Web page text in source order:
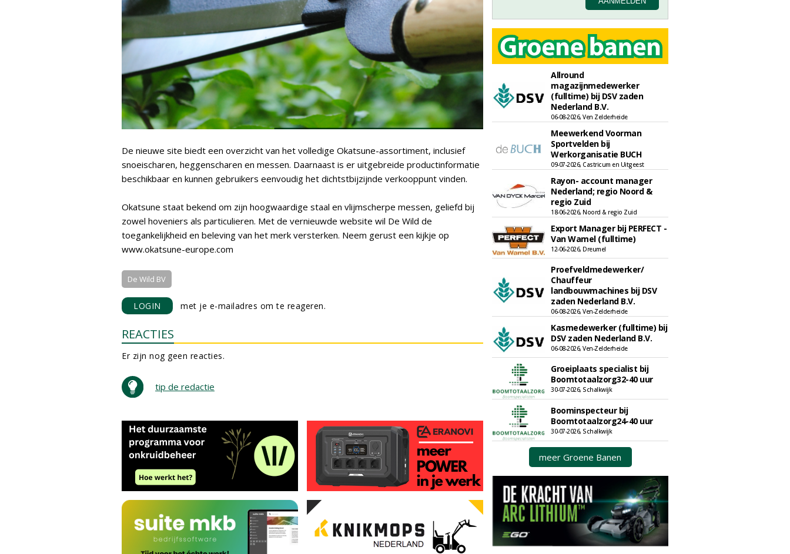
De nieuwe site biedt een overzicht van het volledige Okatsune-assortiment, inclusief
snoeischaren, heggenscharen en messen. Daarnaast is er uitgebreide productinformatie
beschikbaar en kunnen gebruikers eenvoudig het dichtstbijzijnde verkooppunt vinden.
Okatsune staat bekend om zijn hoogwaardige staal en vlijmscherpe messen, geliefd bij
zowel hoveniers als particulieren. Met de vernieuwde website wil De Wild de
toegankelijkheid en beleving van het merk versterken. Neem gerust een kijkje op
www.okatsune-europe.com
De Wild BV
LOGIN met je e-mailadres om te reageren.
REACTIES
Er zijn nog geen reacties.
tip de redactie
Allround
magazijnmedewerker
(fulltime) bij DSV zaden
Nederland B.V.
06-08-2026, Ven Zelderheide
Meewerkend Voorman
Sportvelden bij
Werkorganisatie BUCH
09-07-2026, Castricum en Uitgeest
Rayon- account manager
Nederland; regio Noord &
regio Zuid
18-06-2026, Noord & regio Zuid
Export Manager bij PERFECT -
Van Wamel (fulltime)
12-06-2026, Dreumel
Proefveldmedewerker/
Chauffeur
landbouwmachines bij DSV
zaden Nederland B.V.
06-08-2026, Ven-Zelderheide
Kasmedewerker (fulltime) bij
DSV zaden Nederland B.V.
06-08-2026, Ven-Zelderheide
Groeiplaats specialist bij
Boomtotaalzorg32-40 uur
30-07-2026, Schalkwijk
Boominspecteur bij
Boomtotaalzorg24-40 uur
30-07-2026, Schalkwijk
meer Groene Banen